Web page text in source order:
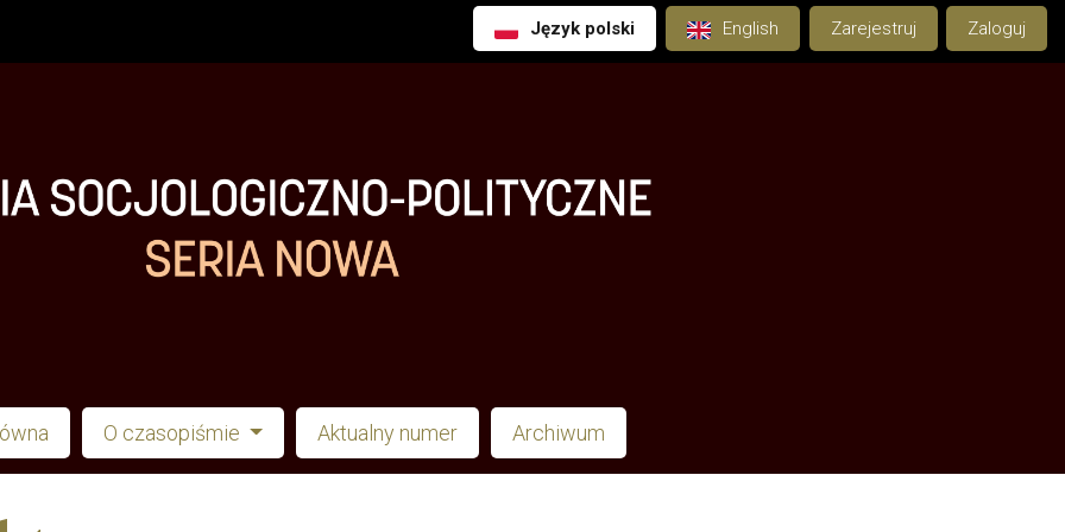
Język polski English Zarejestruj Zaloguj
O czasopiśmie Aktualny numer Archiwum